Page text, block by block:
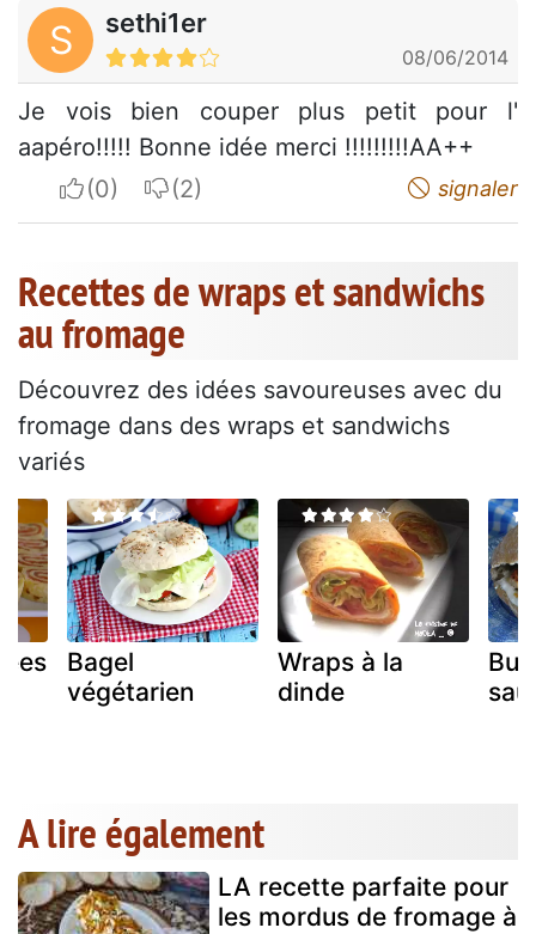
S sethi1er
08/06/2014
Je vois bien couper plus petit pour l'
aapéro!!!!! Bonne idée merci !!!!!!!!!AA++
I apreciateI do not appreciate signaler
Recettes de wraps et sandwichs
au fromage
Découvrez des idées savoureuses avec du
fromage dans des wraps et sandwichs
variés
Bagel
végétarien
Wraps à la
dinde
A lire également
LA recette parfaite pour
les mordus de fromage à